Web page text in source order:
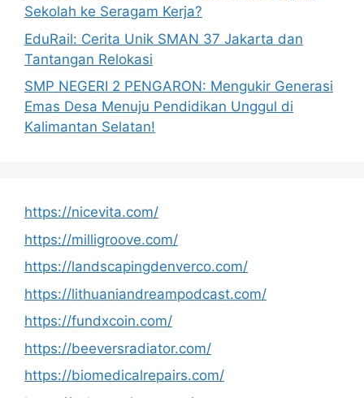
Sekolah ke Seragam Kerja?
EduRail: Cerita Unik SMAN 37 Jakarta dan
Tantangan Relokasi
SMP NEGERI 2 PENGARON: Mengukir Generasi
Emas Desa Menuju Pendidikan Unggul di
Kalimantan Selatan!
https://nicevita.com/
https://milligroove.com/
https://landscapingdenverco.com/
https://lithuaniandreampodcast.com/
https://fundxcoin.com/
https://beeversradiator.com/
https://biomedicalrepairs.com/